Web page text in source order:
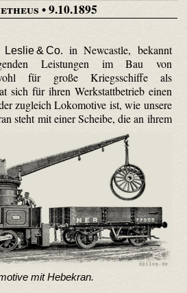
• 9.10.1895
Leslie & Co. in Newcastle, bekannt
Leistungen im Bau von
für große Kriegsschiffe als
sich für ihren Werkstattbetrieb einen
zugleich Lokomotive ist, wie unsere
mit Hebekran.
steht mit einer Scheibe, die an ihrem